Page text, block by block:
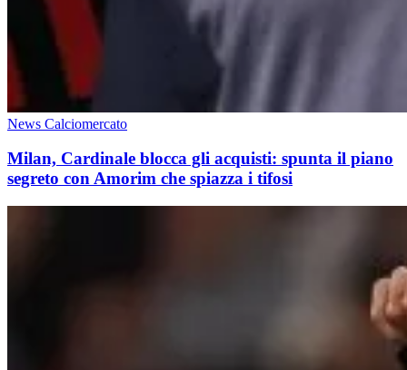
News Calciomercato
Milan, Cardinale blocca gli acquisti: spunta il piano
segreto con Amorim che spiazza i tifosi